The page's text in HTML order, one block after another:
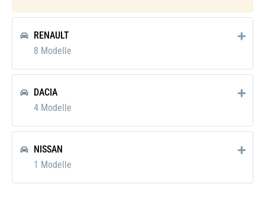
Verpackungslänge: 62 mm
Verpackungsbreite:
RENAULT
8 Modelle
DACIA
4 Modelle
NISSAN
1 Modelle